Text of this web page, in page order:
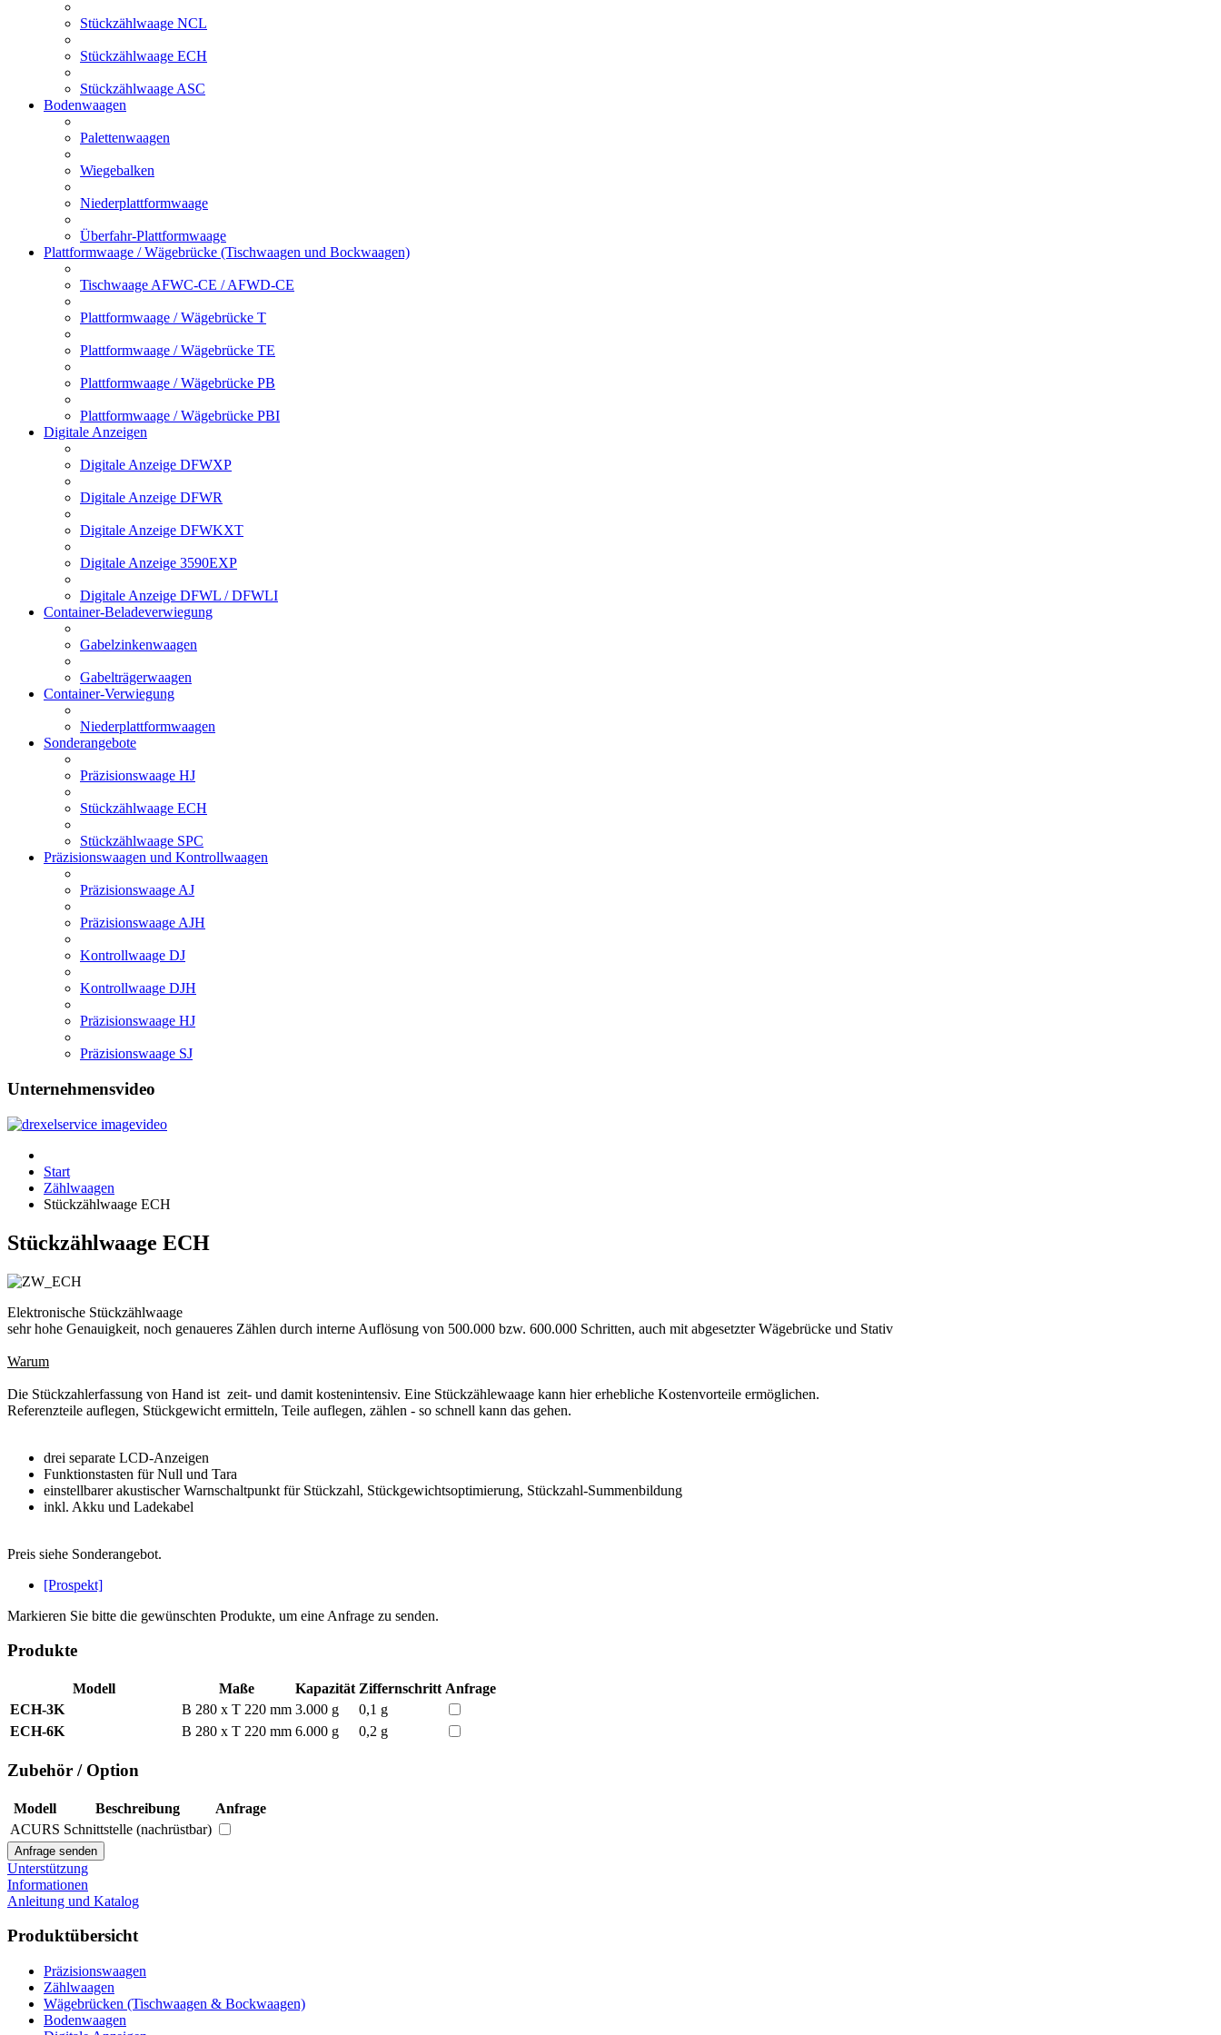
Stückzählwaage NCL
Stückzählwaage ECH
Stückzählwaage ASC
Bodenwaagen
Palettenwaagen
Wiegebalken
Niederplattformwaage
Überfahr-Plattformwaage
Plattformwaage / Wägebrücke (Tischwaagen und Bockwaagen)
Tischwaage AFWC-CE / AFWD-CE
Plattformwaage / Wägebrücke T
Plattformwaage / Wägebrücke TE
Plattformwaage / Wägebrücke PB
Plattformwaage / Wägebrücke PBI
Digitale Anzeigen
Digitale Anzeige DFWXP
Digitale Anzeige DFWR
Digitale Anzeige DFWKXT
Digitale Anzeige 3590EXP
Digitale Anzeige DFWL / DFWLI
Container-Beladeverwiegung
Gabelzinkenwaagen
Gabelträgerwaagen
Container-Verwiegung
Niederplattformwaagen
Sonderangebote
Präzisionswaage HJ
Stückzählwaage ECH
Stückzählwaage SPC
Präzisionswaagen und Kontrollwaagen
Präzisionswaage AJ
Präzisionswaage AJH
Kontrollwaage DJ
Kontrollwaage DJH
Präzisionswaage HJ
Präzisionswaage SJ
Unternehmensvideo
Start
Zählwaagen
Stückzählwaage ECH
Stückzählwaage ECH
Elektronische Stückzählwaage
sehr hohe Genauigkeit, noch genaueres Zählen durch interne Auflösung von 500.000 bzw. 600.000 Schritten, auch mit abgesetzter Wägebrücke und Stativ
Warum
Die Stückzahlerfassung von Hand ist zeit- und damit kostenintensiv. Eine Stückzählewaage kann hier erhebliche Kostenvorteile ermöglichen.
Referenzteile auflegen, Stückgewicht ermitteln, Teile auflegen, zählen - so schnell kann das gehen.
drei separate LCD-Anzeigen
Funktionstasten für Null und Tara
einstellbarer akustischer Warnschaltpunkt für Stückzahl, Stückgewichtsoptimierung, Stückzahl-Summenbildung
inkl. Akku und Ladekabel
Preis siehe Sonderangebot.
[Prospekt]
Markieren Sie bitte die gewünschten Produkte, um eine Anfrage zu senden.
Produkte
Modell Maße Kapazität Ziffernschritt Anfrage
ECH-3K
B 280 x T 220 mm 3.000 g
0,1 g
ECH-6K
B 280 x T 220 mm 6.000 g 0,2 g
Zubehör / Option
Modell Beschreibung
Anfrage
ACURS Schnittstelle (nachrüstbar)
Unterstützung
Informationen
Anleitung und Katalog
Produktübersicht
Präzisionswaagen
Zählwaagen
Wägebrücken (Tischwaagen & Bockwaagen)
Bodenwaagen